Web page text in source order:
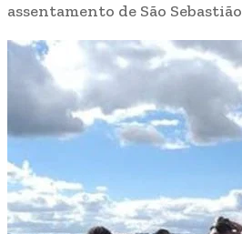
assentamento de São Sebastião